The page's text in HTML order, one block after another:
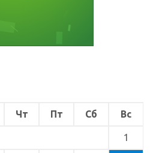
Чт Пт Сб Вс
1